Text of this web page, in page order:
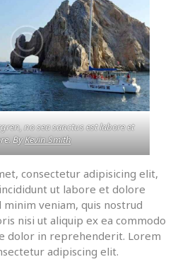
no sea sanctus est labore et
ByKevin Smith
consectetur adipisicing elit,
ut labore et dolore
minim veniam, quis nostrud
nisi ut aliquip ex ea commodo
dolor in reprehenderit. Lorem
adipiscing elit.